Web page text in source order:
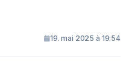
19. mai 2025 à 19:54